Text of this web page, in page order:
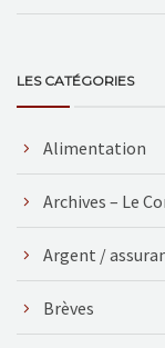
LES CATÉGORIES
Alimentation
Archives – Le
Argent /
Brèves